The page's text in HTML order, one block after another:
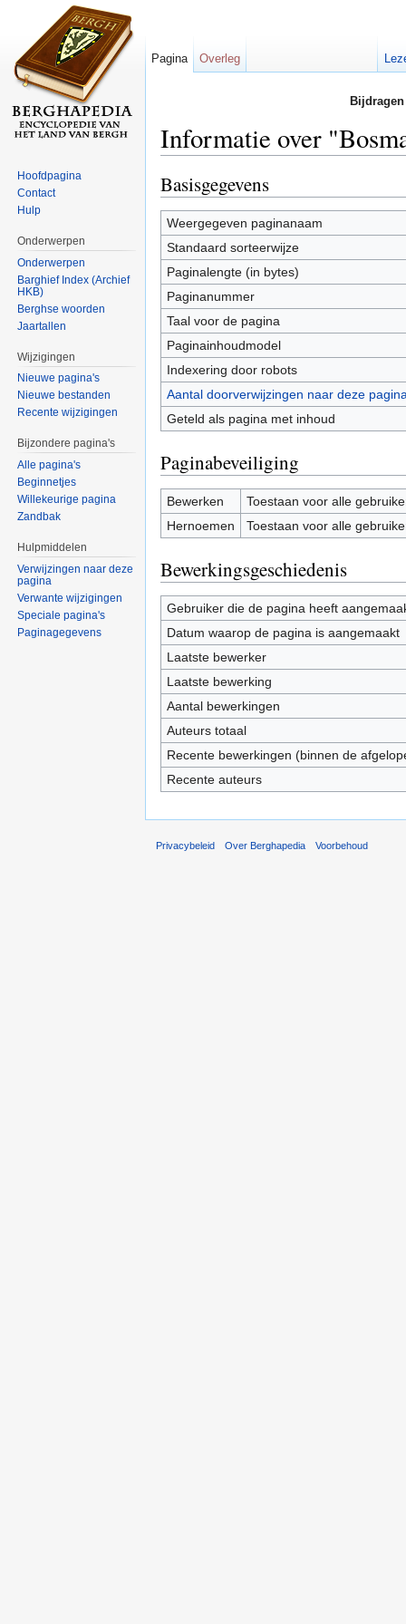
Informatie over
Basisgegevens
Weergegeven paginanaam
Standaard sorteerwijze
Paginalengte (in bytes)
Paginanummer
Taal voor de pagina
Paginainhoudmodel
Indexering door robots
Aantal doorverwijzingen naar deze
Geteld als pagina met inhoud
Paginabeveiliging
Bewerken
Toestaan voor alle
Hernoemen
Toestaan voor alle
Bewerkingsgeschiedenis
Gebruiker die de pagina heeft
Datum waarop de pagina is aangemaakt
Laatste bewerker
Laatste bewerking
Aantal bewerkingen
Auteurs totaal
Recente bewerkingen (binnen de
Recente auteurs
Pagina Overleg
Hoofdpagina
Contact
Hulp
Onderwerpen
Onderwerpen
Barghief Index (Archief
HKB)
Berghse woorden
Jaartallen
Wijzigingen
Nieuwe pagina's
Nieuwe bestanden
Recente wijzigingen
Bijzondere pagina's
Alle pagina's
Beginnetjes
Willekeurige pagina
Zandbak
Hulpmiddelen
Verwijzingen naar deze
pagina
Verwante wijzigingen
Speciale pagina's
Paginagegevens
Privacybeleid Over Berghapedia Voorbehoud